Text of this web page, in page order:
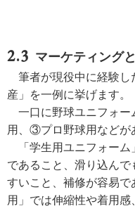
マーケティング
筆者が現役中に経験し
産」を一例に挙げます。
一口に野球ユニフォ
用、③プロ野球用などが
「学生用ユニフォーム
であること、滑り込ん
すいこと、補修が容易
用」では伸縮性や着用